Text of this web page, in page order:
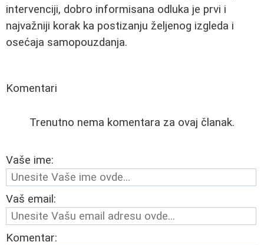
intervenciji, dobro informisana odluka je prvi i
najvažniji korak ka postizanju željenog izgleda i
osećaja samopouzdanja.
Komentari
Trenutno nema komentara za ovaj članak.
Vaše ime:
Vaš email:
Komentar: